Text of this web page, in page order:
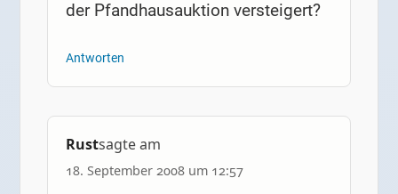
der Pfandhausauktion versteigert?
Antworten
Rustsagte am
18. September 2008 um 12:57